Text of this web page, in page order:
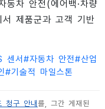
차 안전(에어백·차량
제품군과 고객 기반
센서 #자동차 안전#산업
#기술적 마일스톤
청구 안내를, 그간 게재된